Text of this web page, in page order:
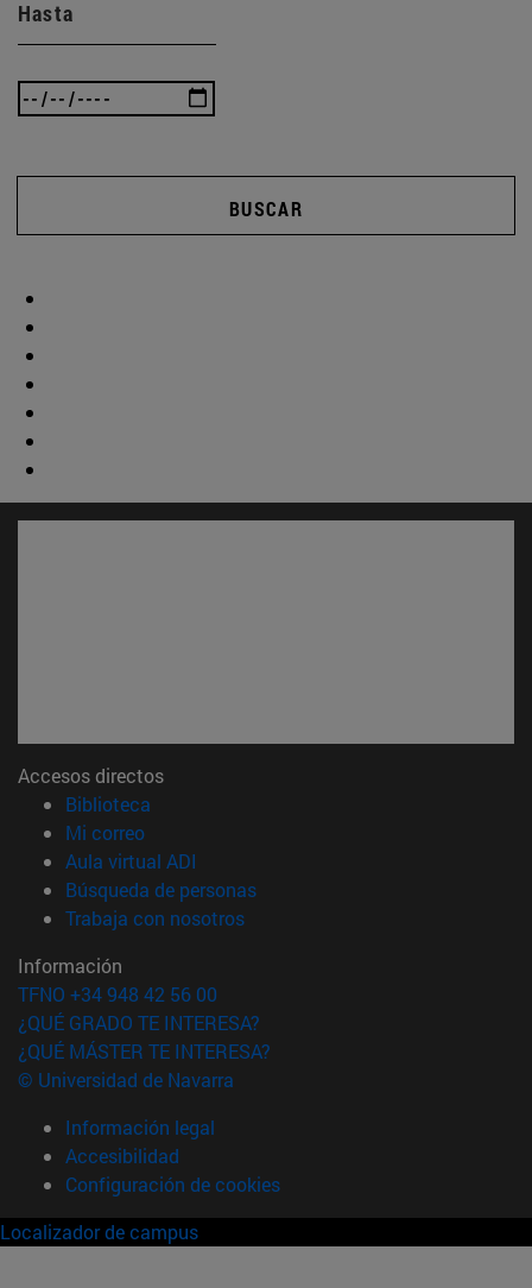
Hasta
BUSCAR
Accesos directos
Biblioteca
Mi correo(abre en nueva ventana)
Aula virtual ADI
Búsqueda de personas(abre en nueva ventana)
Trabaja con nosotros(abre en nueva ventana)
Información
TFNO +34 948 42 56 00
¿QUÉ GRADO TE INTERESA?
¿QUÉ MÁSTER TE INTERESA?
© Universidad de Navarra
Información legal
Accesibilidad
Configuración de cookies
Localizador de campus